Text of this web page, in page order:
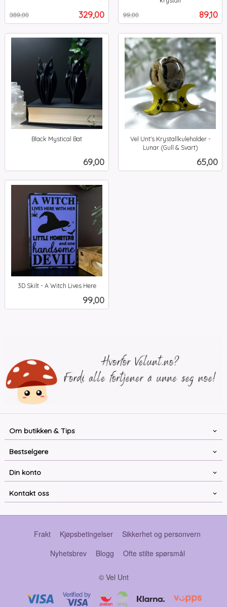
Tilbud
329,00
389,00 Tilbud
89,10
99,00
mva.
Black Mystical Bat
Pris
69,00
Vel Unt's Krystallkuleholder -
Lunar (Gull & Svart)
Pris
65,00
3D Skilt - A Witch Lives Here
Pris
99,00
Om butikken & Tips
Bestselgere
Din konto
Kontakt oss
Frakt Kjøpsbetingelser
Sikkerhet og personvern
Nyhetsbrev
Blogg Ofte stilte spørsmål
© Vel Unt